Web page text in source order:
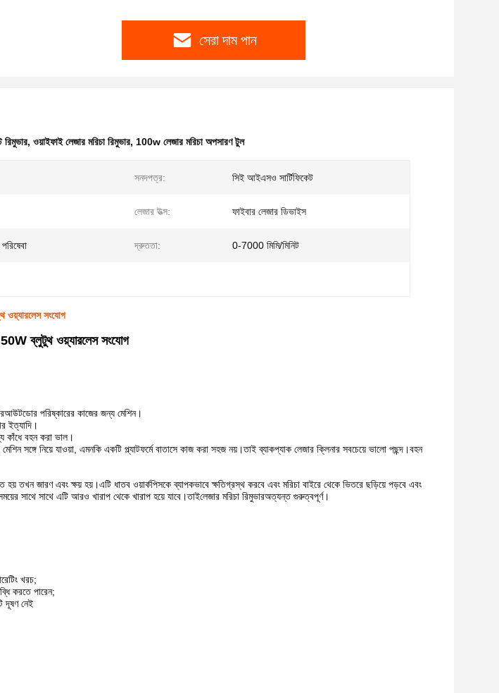
সেরা দাম পান
, ওয়াইফাই লেজার মরিচা রিমুভার, 100w লেজার মরিচা অপসারণ টুল
সনদপত্র: সিই আইএসও সার্টিফিকেট
লেজার উত্স: ফাইবার লেজার ডিভাইস
দ্রুততা: 0-7000 মিমি/মিনিট
ওয়্যারলেস সংযোগ
50W ব্লুটুথ ওয়্যারলেস সংযোগ
আউটডোর পরিষ্কারের কাজের জন্য মেশিন।
ইত্যাদি।
কাঁধে বহন করা ভাল।
সঙ্গে নিয়ে যাওয়া, এমনকি একটি প্ল্যাটফর্মে বাতাসে কাজ করা সহজ নয়।তাই ব্যাকপ্যাক লেজার ক্লিনার সবচেয়ে ভালো পছন্দ।বহন
হয় তখন জারণ এবং ক্ষয় হয়।এটি ধাতব ওয়ার্কপিসকে ব্যাপকভাবে ক্ষতিগ্রস্থ করবে এবং মরিচা বাইরে থেকে ভিতরে ছড়িয়ে পড়বে এবং
সাথে সাথে এটি আরও খারাপ থেকে খারাপ হয়ে যাবে।তাইলেজার মরিচা রিমুভারঅত্যন্ত গুরুত্বপূর্ণ।
খরচ;
করতে পারেন;
দূষণ নেই